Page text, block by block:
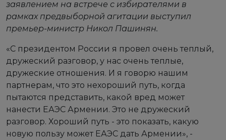
заявлением на встрече с избирателями в
рамках предвыборной агитации выступил
премьер-министр Никол Пашинян.
«С президентом России я провел очень теплый,
дружеский разговор, у нас очень теплые,
дружеские отношения. И я говорю нашим
партнерам, что это нехороший путь, когда
пытаются представить, какой вред может
нанести ЕАЭС Армении. Это не дружеский
разговор. Хороший путь - это показать, какую
новую пользу может ЕАЭС дать Армении», -